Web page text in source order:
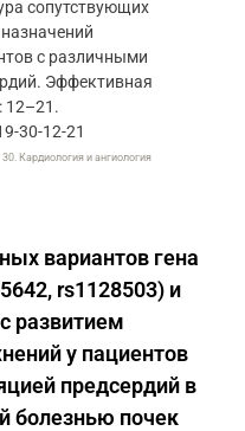
сопутствующих
с различными
Эффективная
12–21.
30-12-21
Кардиология и ангиология
вариантов гена
rs1128503) и
развитием
у пациентов
предсердий в
болезнью почек